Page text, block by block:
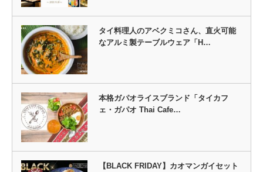
タイ料理人のアベクミコさん、直火可能
なアルミ製テーブルウェア「H…
本格ガパオライスブランド「タイカフ
ェ・ガパオ Thai Cafe…
【BLACK FRIDAY】カオマンガイセット